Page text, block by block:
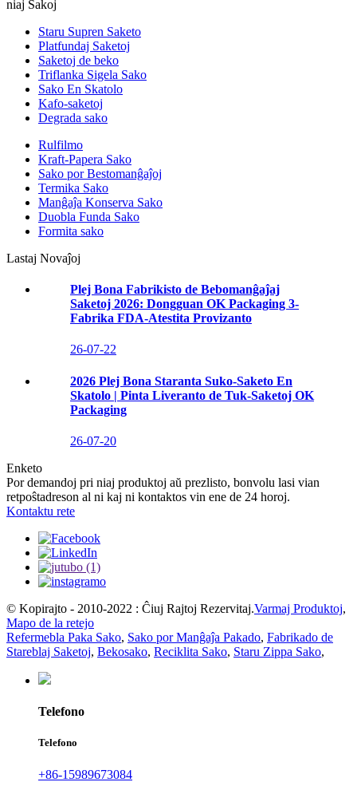
niaj Sakoj
Staru Supren Saketo
Platfundaj Saketoj
Saketoj de beko
Triflanka Sigela Sako
Sako En Skatolo
Kafo-saketoj
Degrada sako
Rulfilmo
Kraft-Papera Sako
Sako por Bestomanĝaĵoj
Termika Sako
Manĝaĵa Konserva Sako
Duobla Funda Sako
Formita sako
Lastaj Novaĵoj
Plej Bona Fabrikisto de Bebomanĝaĵaj
Saketoj 2026: Dongguan OK Packaging 3-
Fabrika FDA-Atestita Provizanto
26-07-22
2026 Plej Bona Staranta Suko-Saketo En
Skatolo | Pinta Liveranto de Tuk-Saketoj OK
Packaging
26-07-20
Enketo
Por demandoj pri niaj produktoj aŭ prezlisto, bonvolu lasi vian
retpoŝtadreson al ni kaj ni kontaktos vin ene de 24 horoj.
Kontaktu rete
© Kopirajto - 2010-2022 : Ĉiuj Rajtoj Rezervitaj.Varmaj Produktoj,
Mapo de la retejo
Refermebla Paka Sako, Sako por Manĝaĵa Pakado, Fabrikado de
Stareblaj Saketoj, Bekosako, Reciklita Sako, Staru Zippa Sako,
Telefono
Telefono
+86-15989673084